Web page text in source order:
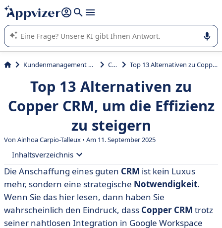
beantworten (mehrere Zeilen mit
Die KI von Appvizer führt Sie bei der Nutzung oder Auswahl
von SaaS-Software in Unternehmen.
Kundenmanagement und Vertrieb CRM Top 13 Alternativen zu Copper CRM, um die Effizienz zu steigern
Top 13 Alternativen zu
Copper CRM, um die Effizienz
zu steigern
Von Ainhoa Carpio-Talleux • Am 11. September 2025
Inhaltsverzeichnis
• Was ist Copper?
• Warum sollte man eine Alternative zu Copper in
Betracht ziehen?
• Vergleichstabelle der 13 besten Alternativen zu
Die Anschaffung eines guten CRM ist kein Luxus
mehr, sondern eine strategische Notwendigkeit.
Wenn Sie das hier lesen, dann haben Sie
wahrscheinlich den Eindruck, dass Copper CRM trotz
seiner nahtlosen Integration in Google Workspace